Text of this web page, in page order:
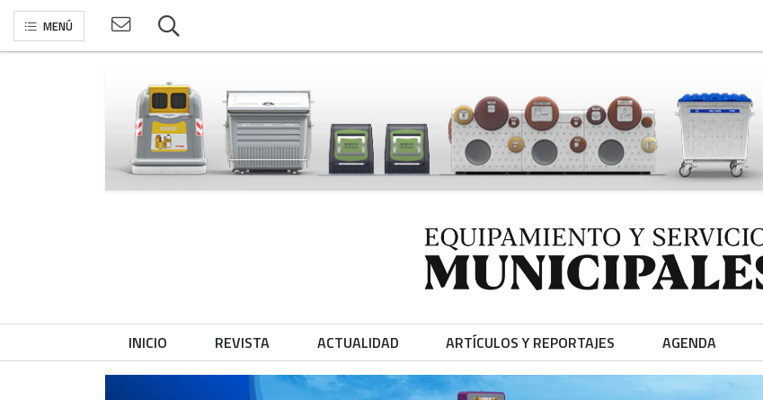
MENÚ
INICIO REVISTA ACTUALIDAD ARTÍCULOS Y REPORTAJES AGENDA